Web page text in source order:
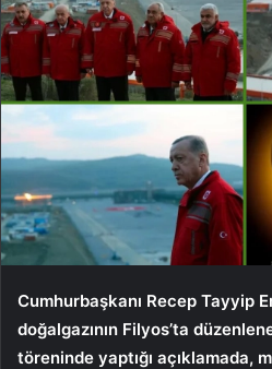
Cumhurbaşkanı Recep Tayyip
doğalgazının Filyos’ta
töreninde yaptığı açıklamada,